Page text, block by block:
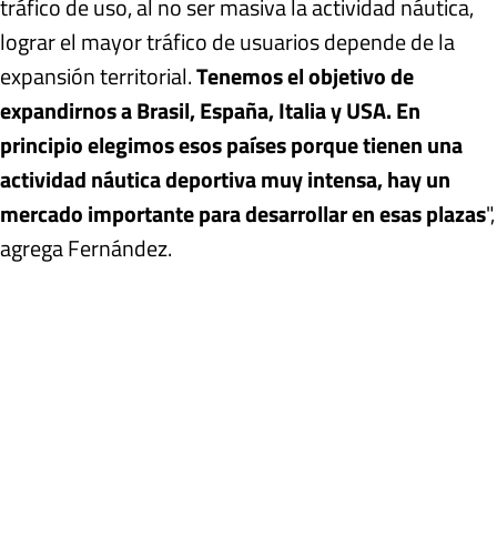
tráfico de uso, al no ser masiva la actividad náutica,
lograr el mayor tráfico de usuarios depende de la
expansión territorial.Tenemos el objetivo de
expandirnos a Brasil, España, Italia y USA. En
principio elegimos esos países porque tienen una
actividad náutica deportiva muy intensa, hay un
mercado importante para desarrollar en esas plazas",
agrega Fernández.